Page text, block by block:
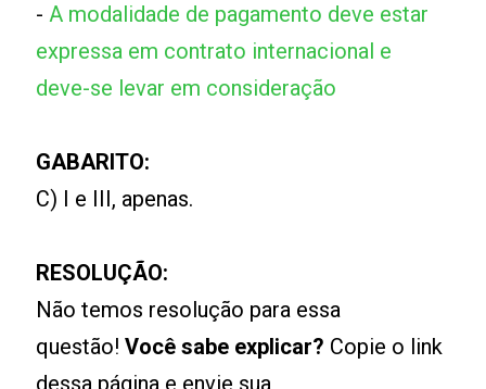
-A modalidade de pagamento deve estar
expressa em contrato internacional e
deve-se levar em consideração
GABARITO:
C) I e III, apenas.
RESOLUÇÃO:
Não temos resolução para essa
questão!Você sabe explicar? Copie o link